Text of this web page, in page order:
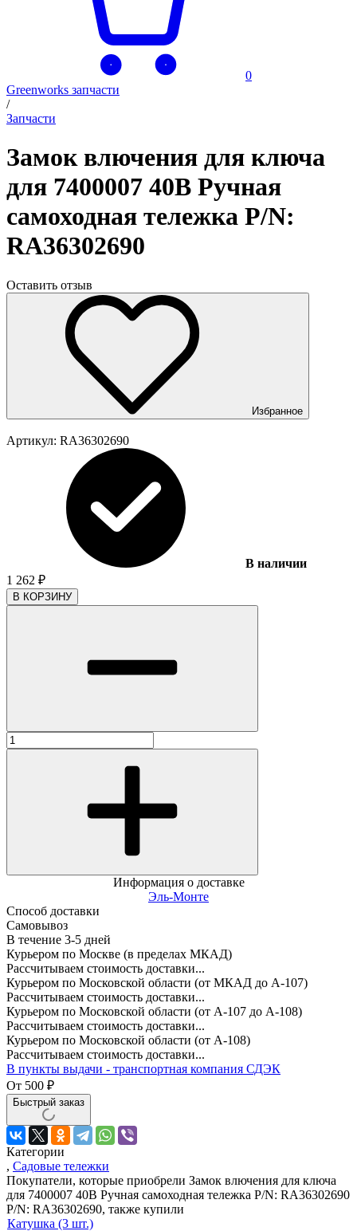
0
Greenworks запчасти
/
Запчасти
Замок влючения для ключа
для 7400007 40В Ручная
самоходная тележка P/N:
RA36302690
Оставить отзыв
Избранное
Артикул: RA36302690
В наличии
1 262 ₽
В КОРЗИНУ
Информация о доставке
Эль-Монте
Способ доставки
Самовывоз
В течение 3-5 дней
Курьером по Москве (в пределах МКАД)
Рассчитываем стоимость доставки...
Курьером по Московской области (от МКАД до А-107)
Рассчитываем стоимость доставки...
Курьером по Московской области (от А-107 до А-108)
Рассчитываем стоимость доставки...
Курьером по Московской области (от А-108)
Рассчитываем стоимость доставки...
В пункты выдачи - транспортная компания СДЭК
От 500 ₽
Быстрый заказ
Категории
, Садовые тележки
Покупатели, которые приобрели Замок влючения для ключа
для 7400007 40В Ручная самоходная тележка P/N: RA36302690
P/N: RA36302690, также купили
Катушка (3 шт.)